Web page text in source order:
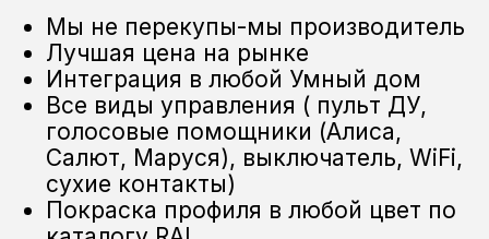
Отправить
Оставьте заявку прямо сейчас и получите: